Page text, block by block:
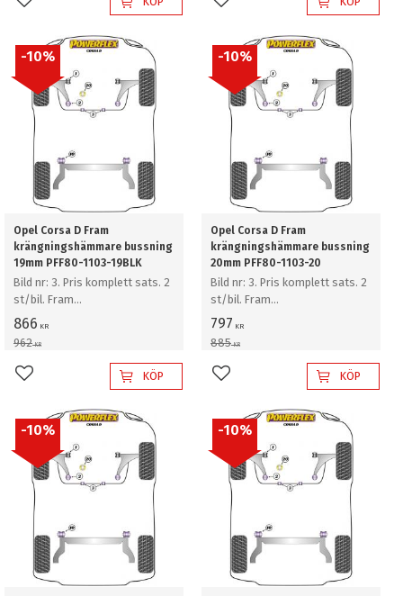
Lägg till i favoriter Lägg till i favoriter
Opel Corsa D Fram
krängningshämmare bussning
19mm PFF80-1103-19BLK
Bild nr: 3. Pris komplett sats. 2
st/bil. Fram
krängningshämmare bussning
19mm
866 KR
962KR
10%
Lägg till i favoriterKÖP
Opel Corsa D Fram
krängningshämmare bussning
20mm PFF80-1103-20
Bild nr: 3. Pris komplett sats. 2
st/bil. Fram
krängningshämmare bussning
20mm
797 KR
885KR
10%
Lägg till i favoriterKÖP
10% 10%